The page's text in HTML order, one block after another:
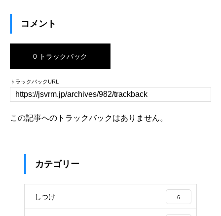
コメント
0 トラックバック
トラックバックURL
この記事へのトラックバックはありません。
カテゴリー
しつけ 6